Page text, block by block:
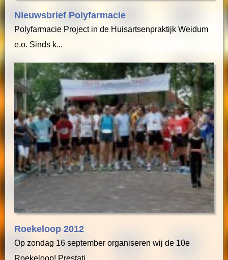
Nieuwsbrief Polyfarmacie
Polyfarmacie Project in de Huisartsenpraktijk Weidum
e.o. Sinds k...
Roekeloop 2012
Op zondag 16 september organiseren wij de 10e
Roekeloop! Prestati...